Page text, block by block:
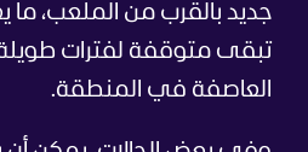
جديد بالقرب من الملعب، ما
تبقى متوقفة لفترات طويلة
العاصفة في المنطقة.